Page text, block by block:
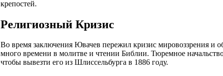
крепостей.
Религиозный Кризис
Во время заключения Ювачев пережил кризис мировоззрения и
много времени в молитве и чтении Библии. Тюремное
чтобы вывезти его из Шлиссельбурга в 1886 году.